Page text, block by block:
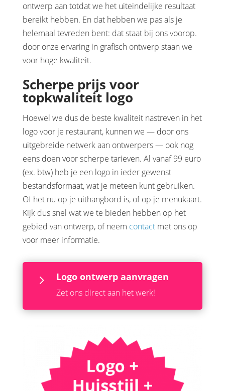
ontwerp aan totdat we het uiteindelijke resultaat
bereikt hebben. En dat hebben we pas als je
helemaal tevreden bent: dat staat bij ons voorop.
door onze ervaring in grafisch ontwerp staan we
voor hoge kwaliteit.
Scherpe prijs voor
topkwaliteit logo
Hoewel we dus de beste kwaliteit nastreven in het
logo voor je restaurant, kunnen we — door ons
uitgebreide netwerk aan ontwerpers — ook nog
eens doen voor scherpe tarieven. Al vanaf 99 euro
(ex. btw) heb je een logo in ieder gewenst
bestandsformaat, wat je meteen kunt gebruiken.
Of het nu op je uithangbord is, of op je menukaart.
Kijk dus snel wat we te bieden hebben op het
gebied van ontwerp, of neem contactmet ons op
voor meer informatie.
5 Logo ontwerp aanvragen
Zet ons direct aan het werk!